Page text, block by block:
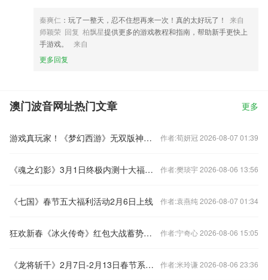
秦爽仁 ：玩了一整天，忍不住想再来一次！真的太好玩了！
来自
师颖荣 回复 柏飘星提供更多的游戏教程和指南，帮助新手更快上
手游戏。
来自
更多回复
澳门波音网址热门文章 更多
游戏真玩家！《梦幻西游》无双版神秘代言人身份曝光 作者:荀妍冠 2026-08-07 01:39
《魂之幻影》3月1日终极内测十大福利活动预告 作者:樊琰宇 2026-08-06 13:56
《七国》春节五大福利活动2月6日上线 作者:袁燕纯 2026-08-07 01:34
狂欢新春《冰火传奇》红包大战蓄势待发 作者:宁奇心 2026-08-06 15:05
《龙将斩千》2月7日-2月13日春节系列活动 作者:米玲谦 2026-08-06 23:36